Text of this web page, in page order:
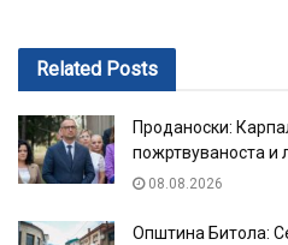
Related Posts
Проданоски:
пожртвуваноста и
08.08.2026
Општина Битола: